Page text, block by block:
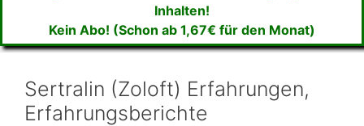
Inhalten!
Kein Abo! (Schon ab 1,67€ für den Monat)
Sertralin (Zoloft) Erfahrungen,
Erfahrungsberichte